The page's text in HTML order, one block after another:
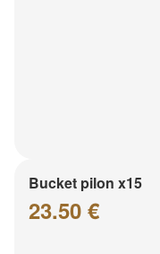
Bucket pilon x15
23.50 €